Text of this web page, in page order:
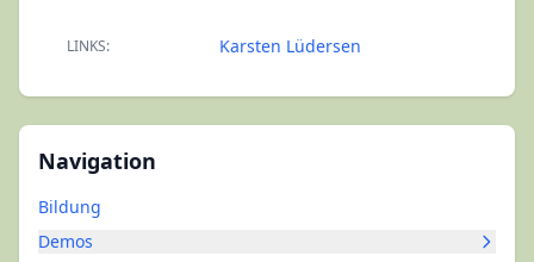
Navigation
Bildung
Demos
LINKS: Karsten Lüdersen